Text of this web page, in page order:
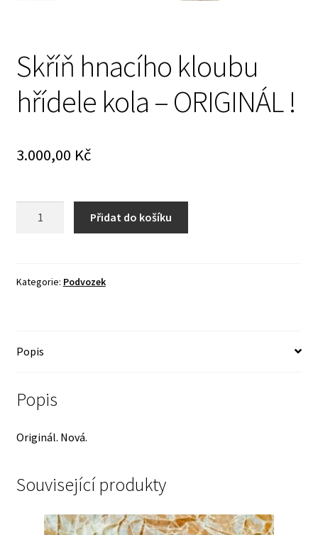
Skříň hnacího kloubu
hřídele kola – ORIGINÁL !
3.000,00 Kč
kola
množství
Přidat do košíku
Kategorie: Podvozek
Popis
Popis
Originál. Nová.
Související produkty